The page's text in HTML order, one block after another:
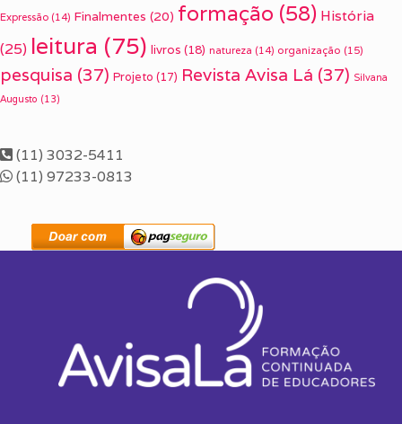
Expressão (14) Finalmentes (20) formação (58) História
(25) leitura (75) livros (18) natureza (14) organização (15)
pesquisa (37) Projeto (17) Revista Avisa Lá (37) Silvana
Augusto (13)
(11) 3032-5411
(11) 97233-0813